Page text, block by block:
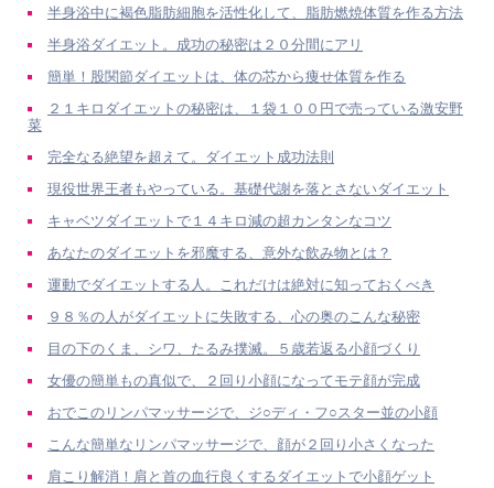
半身浴中に褐色脂肪細胞を活性化して、脂肪燃焼体質を作る方法
半身浴ダイエット。成功の秘密は２０分間にアリ
簡単！股関節ダイエットは、体の芯から痩せ体質を作る
２１キロダイエットの秘密は、１袋１００円で売っている激安野
菜
完全なる絶望を超えて。ダイエット成功法則
現役世界王者もやっている。基礎代謝を落とさないダイエット
キャベツダイエットで１４キロ減の超カンタンなコツ
あなたのダイエットを邪魔する、意外な飲み物とは？
運動でダイエットする人。これだけは絶対に知っておくべき
９８％の人がダイエットに失敗する、心の奥のこんな秘密
目の下のくま、シワ、たるみ撲滅。５歳若返る小顔づくり
女優の簡単もの真似で、２回り小顔になってモテ顔が完成
おでこのリンパマッサージで、ジ○ディ・フ○スター並の小顔
こんな簡単なリンパマッサージで、顔が２回り小さくなった
肩こり解消！肩と首の血行良くするダイエットで小顔ゲット